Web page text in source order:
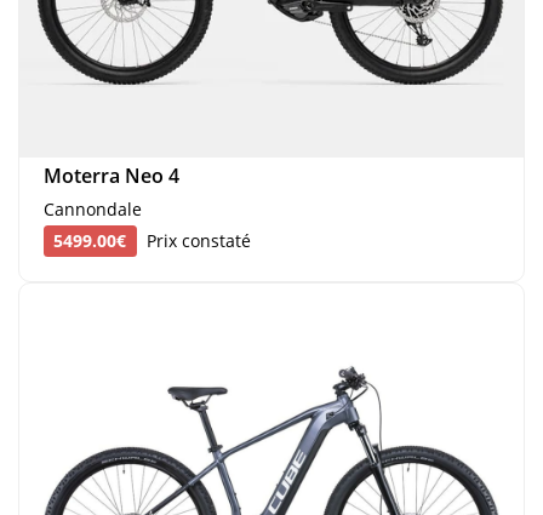
Moterra Neo 4
Cannondale
5499.00€
Prix constaté